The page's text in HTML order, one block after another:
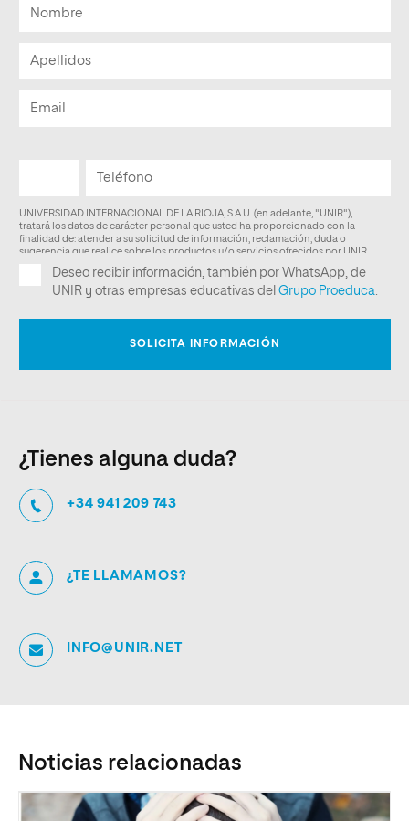
¿Tienes alguna duda?
+34 941 209 743
¿TE LLAMAMOS?
INFO@UNIR.NET
Noticias relacionadas